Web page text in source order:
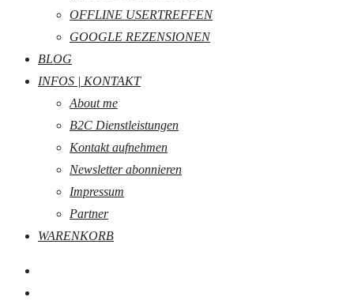
OFFLINE USERTREFFEN
GOOGLE REZENSIONEN
BLOG
INFOS | KONTAKT
About me
B2C Dienstleistungen
Kontakt aufnehmen
Newsletter abonnieren
Impressum
Partner
WARENKORB